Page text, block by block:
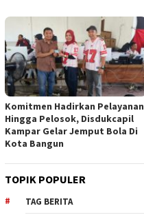
Komitmen Hadirkan Pelayanan
Hingga Pelosok, Disdukcapil
Kampar Gelar Jemput Bola Di
Kota Bangun
TOPIK POPULER
TAG BERITA